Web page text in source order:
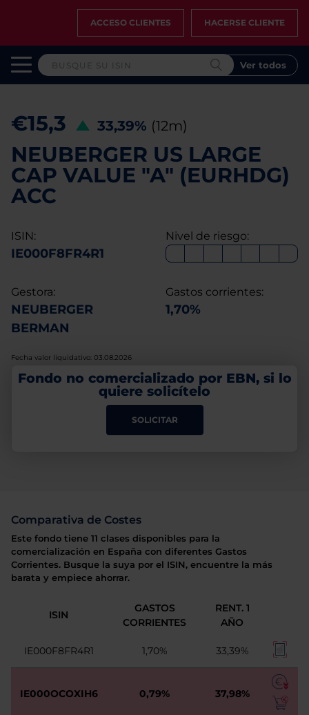
ACCESO CLIENTES HACERSE CLIENTE
Ver todos
€15,3 33,39% (12m)
NEUBERGER US LARGE
CAP VALUE "A" (EURHDG)
ACC
ISIN:
IE000F8FR4R1
Nivel de riesgo:
Gestora:
NEUBERGER
BERMAN
Gastos corrientes:
1,70%
Fecha valor liquidativo: 03.08.2026
Fondo no comercializado por EBN, si lo
quiere solicítelo
SOLICITAR
Comparativa de Costes
Este fondo tiene 11 clases disponibles para la
comercialización en España con diferentes Gastos
Corrientes. Busque la suya por el ISIN, encuentre la más
barata y empiece ahorrar.
ISIN
GASTOS
CORRIENTES
RENT. 1
AÑO
IE000F8FR4R1 1,70% 33,39%
IE000OCOXIH6 0,79% 37,98%